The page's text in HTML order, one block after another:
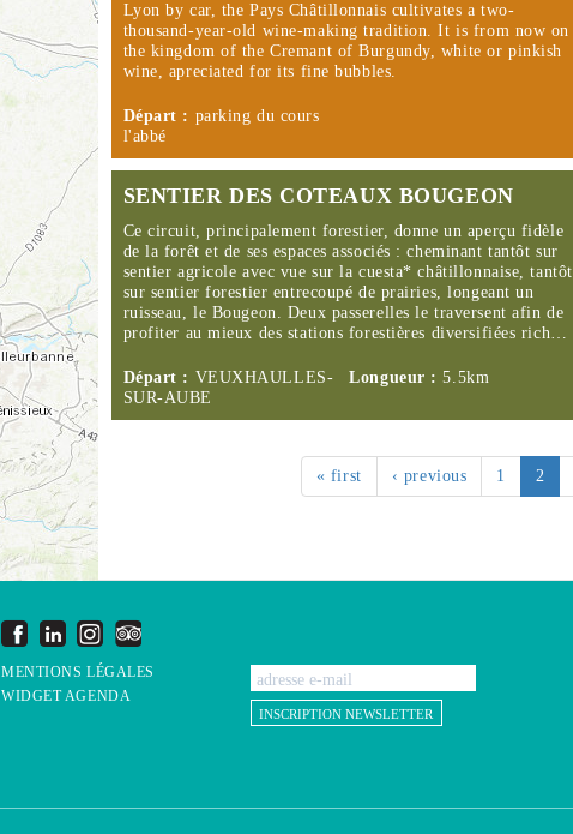
Lyon by car, the Pays Châtillonnais cultivates a two-
thousand-year-old wine-making tradition. It is from now on
the kingdom of the Cremant of Burgundy, white or pinkish
wine, apreciated for its fine bubbles.
Départ : parking du cours
l'abbé
SENTIER DES COTEAUX BOUGEON
Ce circuit, principalement forestier, donne un aperçu fidèle
de la forêt et de ses espaces associés : cheminant tantôt sur
sentier agricole avec vue sur la cuesta* châtillonnaise, tantôt
sur sentier forestier entrecoupé de prairies, longeant un
ruisseau, le Bougeon. Deux passerelles le traversent afin de
profiter au mieux des stations forestières diversifiées rich…
Départ : VEUXHAULLES-
SUR-AUBE
Longueur :5.5km
« first ‹ previous 1 2
MENTIONS LÉGALES
WIDGET AGENDA
INSCRIPTION NEWSLETTER